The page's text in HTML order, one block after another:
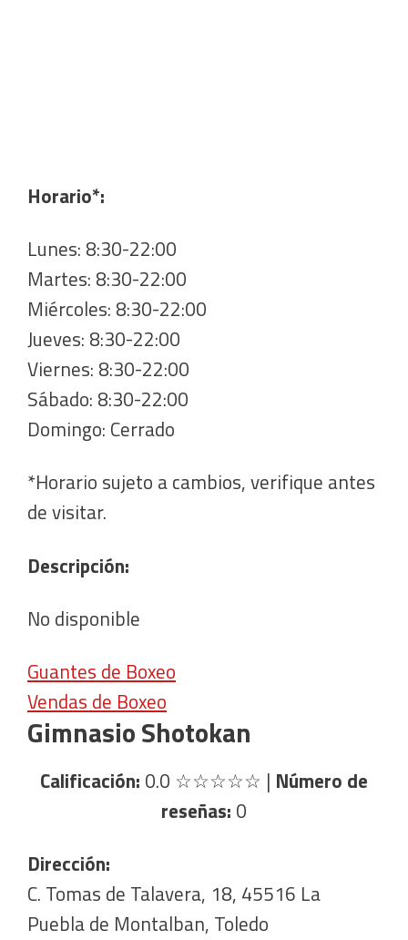
Horario*:
Lunes: 8:30-22:00
Martes: 8:30-22:00
Miércoles: 8:30-22:00
Jueves: 8:30-22:00
Viernes: 8:30-22:00
Sábado: 8:30-22:00
Domingo: Cerrado
*Horario sujeto a cambios, verifique antes
de visitar.
Descripción:
No disponible
Guantes de Boxeo
Vendas de Boxeo
Gimnasio Shotokan
Calificación: 0.0 ☆☆☆☆☆ | Número de
reseñas: 0
Dirección:
C. Tomas de Talavera, 18, 45516 La
Puebla de Montalban, Toledo